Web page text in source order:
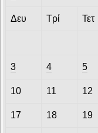
Δευ Τρί Τετ
3 4 5
10 11 12
17 18 19